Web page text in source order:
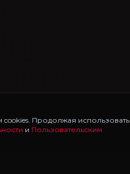
Продолжая использовать
и Пользовательским